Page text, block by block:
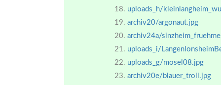
uploads_h/
archiv20/argonaut.jpg
archiv24a/
uploads_i/
uploads_g/mosel08.jpg
archiv20e/blauer_troll.jpg